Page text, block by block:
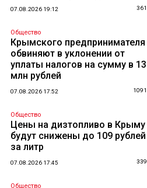
07.08.2026 19:12 361
Общество
Крымского предпринимателя
обвиняют в уклонении от
уплаты налогов на сумму в 13
млн рублей
07.08.2026 17:52 1091
Общество
Цены на дизтопливо в Крыму
будут снижены до 109 рублей
за литр
07.08.2026 17:45 339
Общество